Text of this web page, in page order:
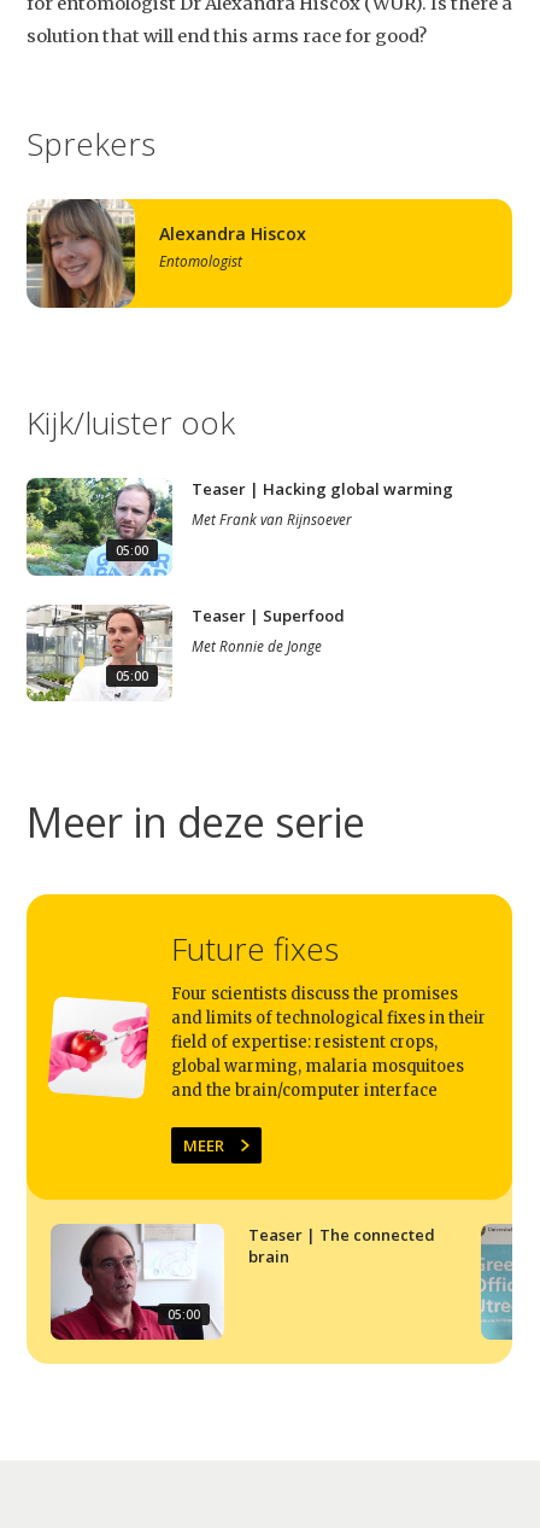
Studium Generale
Home
Agenda
Video
Podcast
Artikelen
Contact
solution that will end this arms race for good?
Sprekers
Alexandra Hiscox
Entomologist
Kijk/luister ook
05:00
Teaser | Hacking global warming
MetFrank van Rijnsoever
05:00
Teaser | Superfood
MetRonnie de Jonge
Meer in deze serie
Future fixes
Four scientists discuss the promises
and limits of technological fixes in their
field of expertise: resistent crops,
global warming, malaria mosquitoes
and the brain/computer interface
MEER
05:00
Teaser | The connected
brain